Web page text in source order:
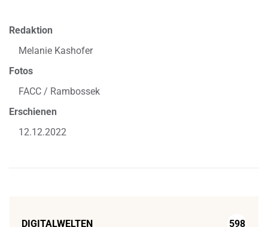
Redaktion
Melanie Kashofer
Fotos
FACC / Rambossek
Erschienen
12.12.2022
DIGITALWELTEN 598